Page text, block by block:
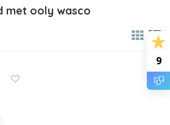
9
met ooly wasco